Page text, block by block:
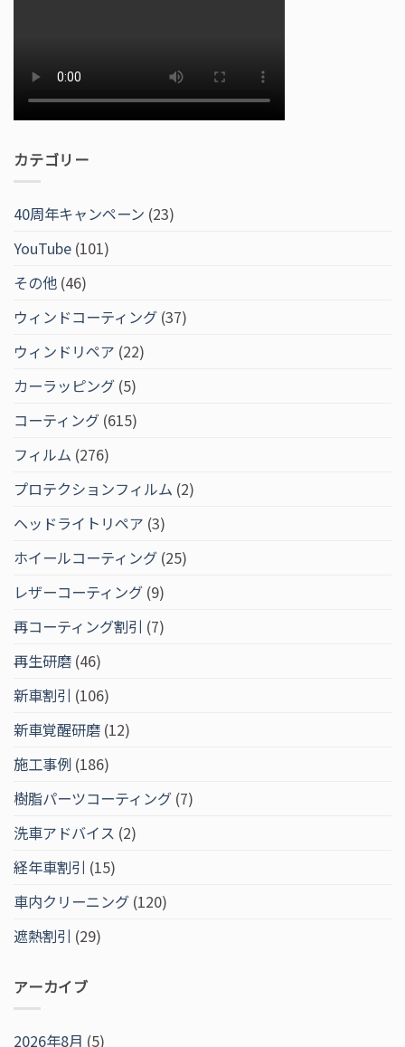
カテゴリー
40周年キャンペーン (23)
YouTube (101)
その他 (46)
ウィンドコーティング (37)
ウィンドリペア (22)
カーラッピング (5)
コーティング (615)
フィルム (276)
プロテクションフィルム (2)
ヘッドライトリペア (3)
ホイールコーティング (25)
レザーコーティング (9)
再コーティング割引 (7)
再生研磨 (46)
新車割引 (106)
新車覚醒研磨 (12)
施工事例 (186)
樹脂パーツコーティング (7)
洗車アドバイス (2)
経年車割引 (15)
車内クリーニング (120)
遮熱割引 (29)
アーカイブ
2026年8月 (5)